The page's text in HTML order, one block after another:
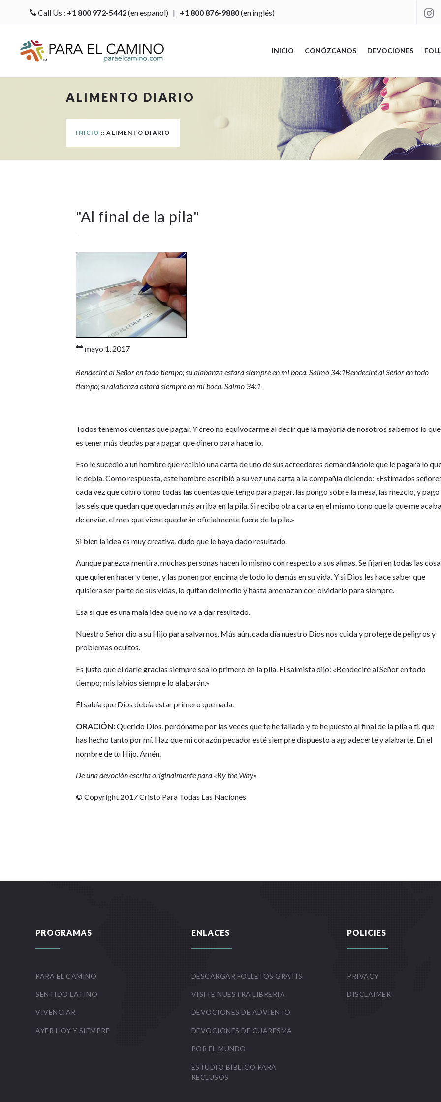
Call Us : +1 800 972-5442(en español) | +1 800 876-9880(en inglés) 
INICIO CONÓZCANOS DEVOCIONES
ALIMENTO DIARIO
INICIO :: ALIMENTO DIARIO
"Al final de la pila"
 mayo 1, 2017
Bendeciré al Señor en todo tiempo; su alabanza estará siempre en mi boca. Salmo 34:1Bendeciré al Señor en todo
tiempo; su alabanza estará siempre en mi boca. Salmo 34:1
Todos tenemos cuentas que pagar. Y creo no equivocarme al decir que la mayoría de nosotros sabemos lo que
es tener más deudas para pagar que dinero para hacerlo.
Eso le sucedió a un hombre que recibió una carta de uno de sus acreedores demandándole que le pagara lo
le debía. Como respuesta, este hombre escribió a su vez una carta a la compañía diciendo: «Estimados
cada vez que cobro tomo todas las cuentas que tengo para pagar, las pongo sobre la mesa, las mezclo, y pago
las seis que quedan que quedan más arriba en la pila. Si recibo otra carta en el mismo tono que la que me
de enviar, el mes que viene quedarán oficialmente fuera de la pila.»
Si bien la idea es muy creativa, dudo que le haya dado resultado.
Aunque parezca mentira, muchas personas hacen lo mismo con respecto a sus almas. Se fijan en todas las
que quieren hacer y tener, y las ponen por encima de todo lo demás en su vida. Y si Dios les hace saber que
quisiera ser parte de sus vidas, lo quitan del medio y hasta amenazan con olvidarlo para siempre.
Esa sí que es una mala idea que no va a dar resultado.
Nuestro Señor dio a su Hijo para salvarnos. Más aún, cada día nuestro Dios nos cuida y protege de peligros y
problemas ocultos.
Es justo que el darle gracias siempre sea lo primero en la pila. El salmista dijo: «Bendeciré al Señor en todo
tiempo; mis labios siempre lo alabarán.»
Él sabía que Dios debía estar primero que nada.
ORACIÓN:Querido Dios, perdóname por las veces que te he fallado y te he puesto al final de la pila a ti, que
has hecho tanto por mí. Haz que mi corazón pecador esté siempre dispuesto a agradecerte y alabarte. En el
nombre de tu Hijo. Amén.
De una devoción escrita originalmente para «By the Way»
© Copyright 2017 Cristo Para Todas Las Naciones
PROGRAMAS
PARA EL CAMINO
SENTIDO LATINO
VIVENCIAR
AYER HOY Y SIEMPRE
ENLACES
DESCARGAR FOLLETOS GRATIS
VISITE NUESTRA LIBRERIA
DEVOCIONES DE ADVIENTO
DEVOCIONES DE CUARESMA
POR EL MUNDO
ESTUDIO BÍBLICO PARA
RECLUSOS
POLICIES
PRIVACY
DISCLAIMER